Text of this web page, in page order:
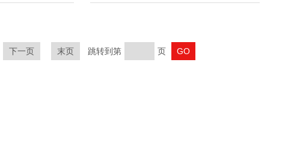
下一页 末页 跳转到第 页